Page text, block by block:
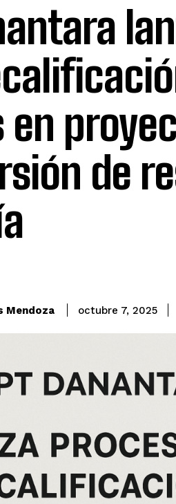
en
de
Mendoza octubre 7, 2025